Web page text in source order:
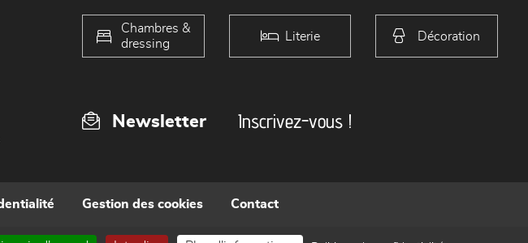
Chambres &
dressing
Literie Décoration
Newsletter Inscrivez-vous !
Gestion des cookies Contact